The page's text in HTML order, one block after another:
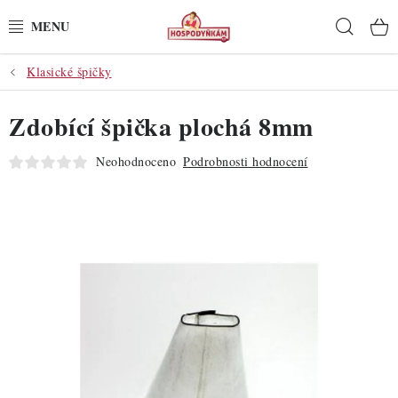
na
POTŘEBY
POMŮCKY
SUROVINY
PRO OSLAVY
Klasické špičky
Zdobící špička plochá 8mm
Neohodnoceno Podrobnosti hodnocení